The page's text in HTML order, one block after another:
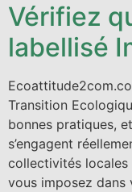
Vérifiez
labellisé
Transition
bonnes pratiques,
s’engagent
collectivités
vous imposez dans